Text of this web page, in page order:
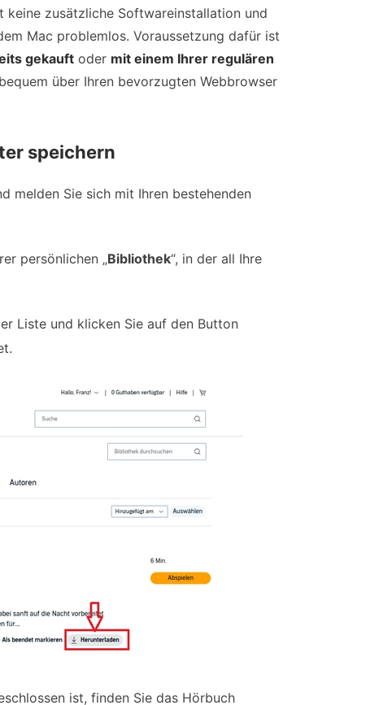
zusätzliche Softwareinstallation und
Mac problemlos. Voraussetzung dafür ist
gekauft oder mit einem Ihrer regulären
über Ihren bevorzugten Webbrowser
speichern
melden Sie sich mit Ihren bestehenden
persönlichen „Bibliothek“, in der all Ihre
Liste und klicken Sie auf den Button
ist, finden Sie das Hörbuch